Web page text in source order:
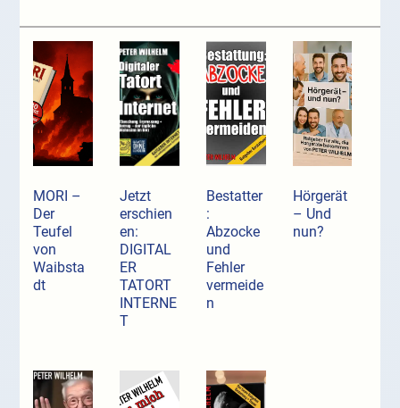
MORI –
Der
Teufel
von
Waibsta
dt
Jetzt
erschien
en:
DIGITAL
ER
TATORT
INTERNE
T
Bestatter
:
Abzocke
und
Fehler
vermeide
n
Hörgerät
– Und
nun?